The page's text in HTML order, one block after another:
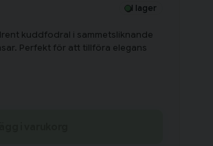
I lager
kuddfodral i sammetsliknande
Perfekt för att tillföra elegans